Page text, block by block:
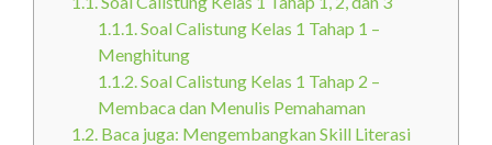
1.1.1.Soal Calistung Kelas 1 Tahap 1 –
Menghitung
1.1.2.Soal Calistung Kelas 1 Tahap 2 –
Membaca dan Menulis Pemahaman
1.2. Baca juga: Mengembangkan Skill Literasi